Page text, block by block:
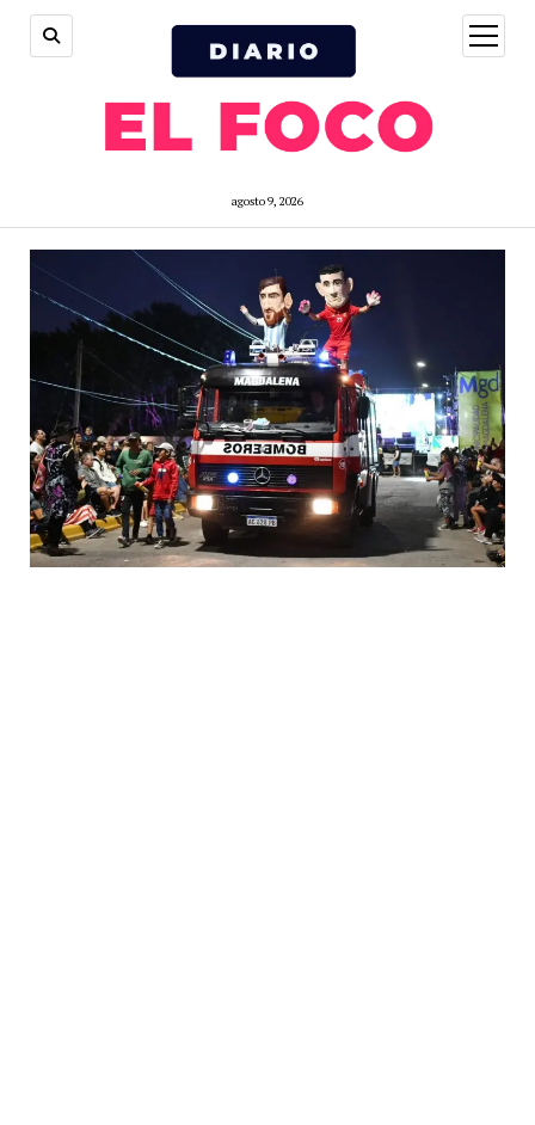
agosto 9, 2026
open
menu